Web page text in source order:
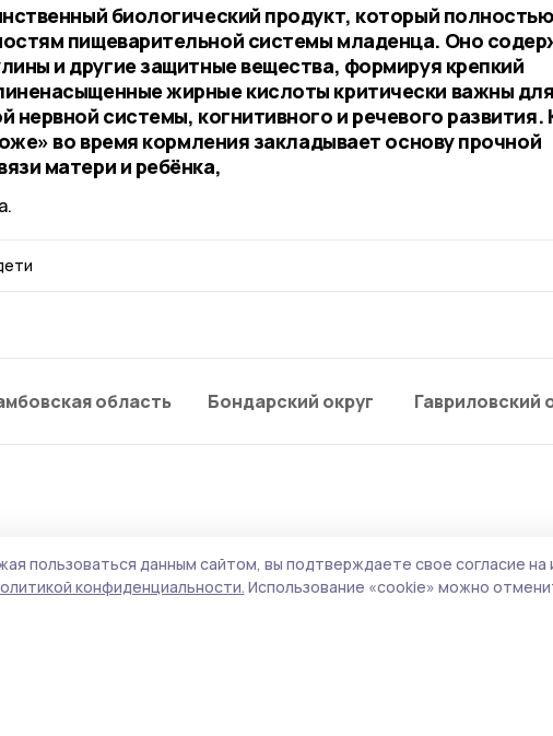
биологический продукт, который полностью
пищеварительной системы младенца. Оно
и другие защитные вещества, формируя крепкий
жирные кислоты критически важны для
нервной системы, когнитивного и речевого развития.
во время кормления закладывает основу прочной
матери и ребёнка,
область Бондарский округ Гавриловский
по оценке
пользоваться данным сайтом, вы подтверждаете свое согласие на
конфиденциальности. Использование «cookie» можно